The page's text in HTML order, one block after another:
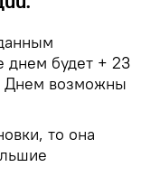
днем будет + 23
Днем возможны
то она